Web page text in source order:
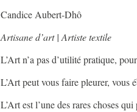
Candice Aubert-Dhô
Artisane d’art | Artiste textile
L’Art n’a pas d’utilité pratique,
L’Art peut vous faire pleurer, vous
L’Art est l’une des rares choses